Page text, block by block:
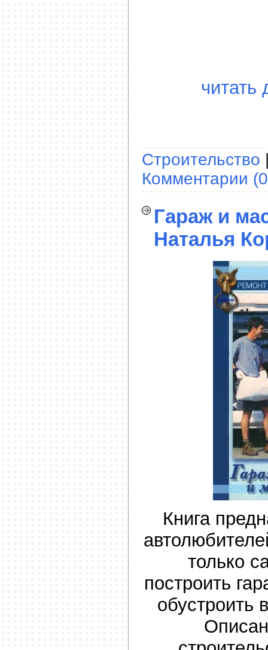
читать
Строительство
Комментарии
Гараж и
Наталья
Книга
только
построить
обустроить